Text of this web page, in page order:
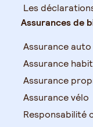
Les
Assurances de
Assurance auto
Assurance
Assurance
Assurance vélo
Responsabilité